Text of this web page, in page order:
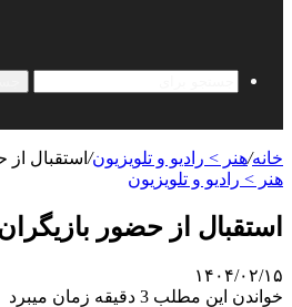
خانه/هنر > رادیو و تلویزیون/ استقبال از
هنر > رادیو و تلویزیون
استقبال از حضور
۱۴۰۴/۰۲/۱۵
خواندن این مطلب 3 دقیقه زمان میبرد